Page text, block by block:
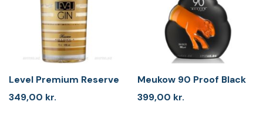
Level Premium Reserve
349,00 kr.
Meukow 90 Proof Black
399,00 kr.